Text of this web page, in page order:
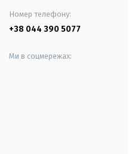
Номер телефону:
+38 044 390 5077
Ми в соцмережах: